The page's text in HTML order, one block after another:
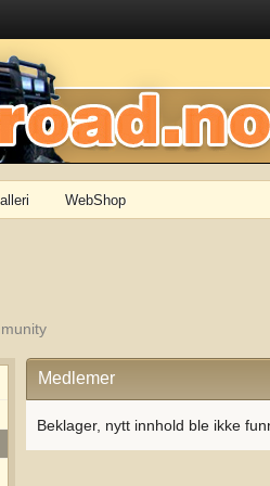
WebShop
Medlemer
Beklager, nytt innhold ble ikke